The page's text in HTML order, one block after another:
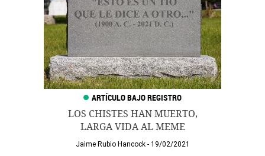
LOS CHISTES HAN MUERTO,
LARGA VIDA AL MEME
Jaime Rubio Hancock 19/02/2021